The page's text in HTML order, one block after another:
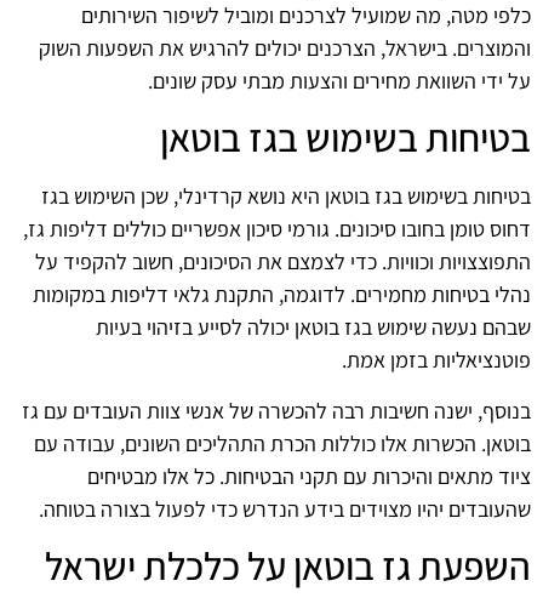
כלפי מטה, מה שמועיל לצרכנים ומוביל לשיפור השירותים
והמוצרים. בישראל, הצרכנים יכולים להרגיש את השפעות השוק
על ידי השוואת מחירים והצעות מבתי עסק שונים.
בטיחות בשימוש בגז בוטאן
בטיחות בשימוש בגז בוטאן היא נושא קרדינלי, שכן השימוש בגז
דחוס טומן בחובו סיכונים. גורמי סיכון אפשריים כוללים דליפות גז,
התפוצצויות וכוויות. כדי לצמצם את הסיכונים, חשוב להקפיד על
נהלי בטיחות מחמירים. לדוגמה, התקנת גלאי דליפות במקומות
שבהם נעשה שימוש בגז בוטאן יכולה לסייע בזיהוי בעיות
פוטנציאליות בזמן אמת.
בנוסף, ישנה חשיבות רבה להכשרה של אנשי צוות העובדים עם גז
בוטאן. הכשרות אלו כוללות הכרת התהליכים השונים, עבודה עם
ציוד מתאים והיכרות עם תקני הבטיחות. כל אלו מבטיחים
שהעובדים יהיו מצוידים בידע הנדרש כדי לפעול בצורה בטוחה.
השפעת גז בוטאן על כלכלת ישראל